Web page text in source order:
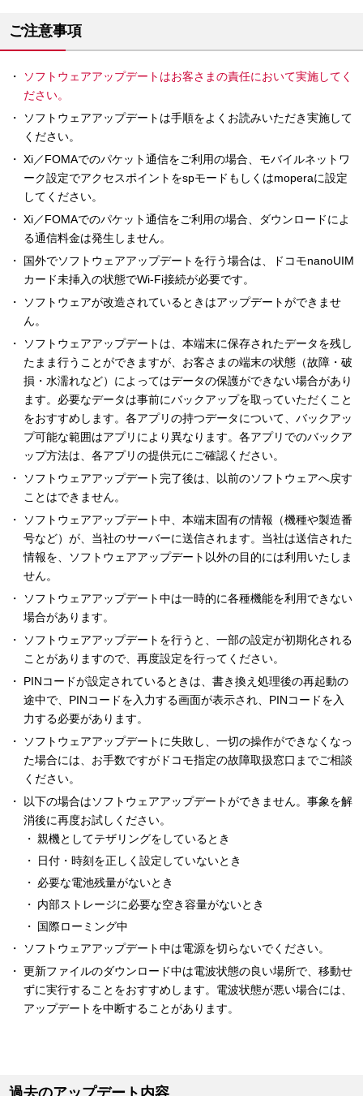
ご注意事項
ソフトウェアアップデートはお客さまの責任において実施してく
ださい。
ソフトウェアアップデートは手順をよくお読みいただき実施して
ください。
Xi／FOMAでのパケット通信をご利用の場合、モバイルネットワ
ーク設定でアクセスポイントをspモードもしくはmoperaに設定
してください。
Xi／FOMAでのパケット通信をご利用の場合、ダウンロードによ
る通信料金は発生しません。
国外でソフトウェアアップデートを行う場合は、ドコモnanoUIM
カード未挿入の状態でWi-Fi接続が必要です。
ソフトウェアが改造されているときはアップデートができませ
ん。
ソフトウェアアップデートは、本端末に保存されたデータを残し
たまま行うことができますが、お客さまの端末の状態（故障・破
損・水濡れなど）によってはデータの保護ができない場合があり
ます。必要なデータは事前にバックアップを取っていただくこと
をおすすめします。各アプリの持つデータについて、バックアッ
プ可能な範囲はアプリにより異なります。各アプリでのバックア
ップ方法は、各アプリの提供元にご確認ください。
ソフトウェアアップデート完了後は、以前のソフトウェアへ戻す
ことはできません。
ソフトウェアアップデート中、本端末固有の情報（機種や製造番
号など）が、当社のサーバーに送信されます。当社は送信された
情報を、ソフトウェアアップデート以外の目的には利用いたしま
せん。
ソフトウェアアップデート中は一時的に各種機能を利用できない
場合があります。
ソフトウェアアップデートを行うと、一部の設定が初期化される
ことがありますので、再度設定を行ってください。
PINコードが設定されているときは、書き換え処理後の再起動の
途中で、PINコードを入力する画面が表示され、PINコードを入
力する必要があります。
ソフトウェアアップデートに失敗し、一切の操作ができなくなっ
た場合には、お手数ですがドコモ指定の故障取扱窓口までご相談
ください。
以下の場合はソフトウェアアップデートができません。事象を解
消後に再度お試しください。
親機としてテザリングをしているとき
日付・時刻を正しく設定していないとき
必要な電池残量がないとき
内部ストレージに必要な空き容量がないとき
国際ローミング中
ソフトウェアアップデート中は電源を切らないでください。
更新ファイルのダウンロード中は電波状態の良い場所で、移動せ
ずに実行することをおすすめします。電波状態が悪い場合には、
アップデートを中断することがあります。
過去のアップデート内容